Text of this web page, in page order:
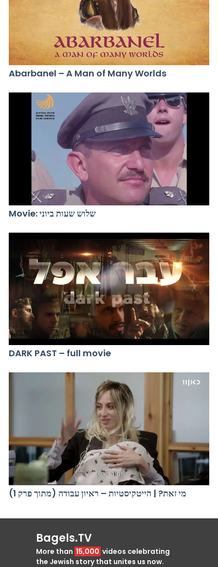
Abarbanel – A Man of Many Worlds
Movie: שלוש שעות ביוני
DARK PAST – full movie
מי זאת? | הייטקיסטיות – ראיון עבודה (מתוך פרק 1)
Bagels.TV
More than 15,000 videos celebrating
the Jewish story that unites us now.